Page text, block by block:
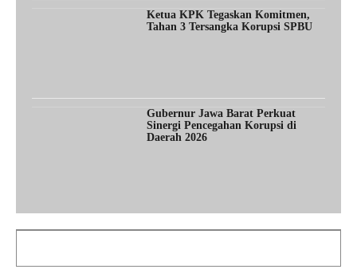
Ketua KPK Tegaskan Komitmen,
Tahan 3 Tersangka Korupsi SPBU
Gubernur Jawa Barat Perkuat
Sinergi Pencegahan Korupsi di
Daerah 2026